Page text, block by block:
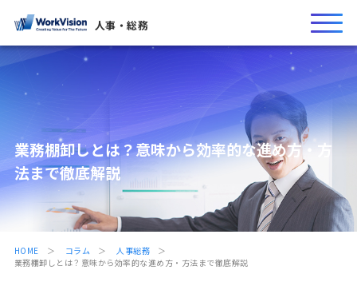
人事・総務
業務棚卸しとは？意味から効率的な進め方・方
法まで徹底解説
HOME コラム
人事総務
業務棚卸しとは？意味から効率的な進め方・方法まで徹底解説